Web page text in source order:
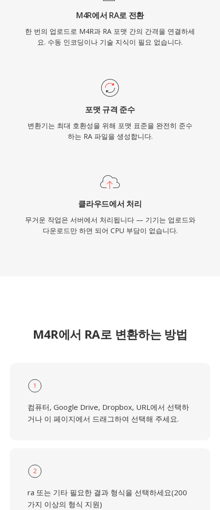
M4R에서 RA로 전환
한 번의 업로드로 M4R과 RA 포맷 간의 간격을 연결하세
요. 수동 인코딩이나 기술 지식이 필요 없습니다.
포맷 규격 준수
변환기는 최대 호환성을 위해 포맷 표준을 완전히 준수
하는 RA 파일을 생성합니다.
클라우드에서 처리
무거운 작업은 서버에서 처리됩니다 — 기기는 업로드와
다운로드만 하면 되어 CPU 부담이 없습니다.
M4R에서 RA로 변환하는 방법
1
컴퓨터, Google Drive, Dropbox, URL에서 선택하
거나 이 페이지에서 드래그하여 선택해 주세요.
2
ra 또는 기타 필요한 결과 형식을 선택하세요(200
가지 이상의 형식 지원)